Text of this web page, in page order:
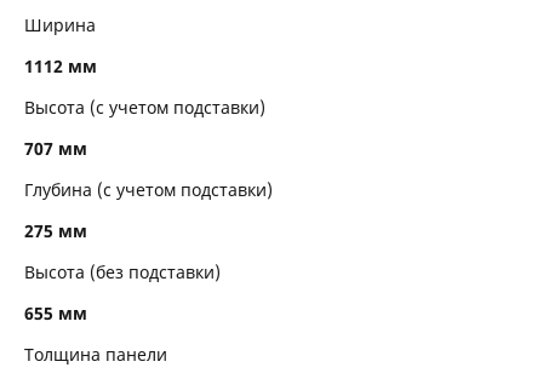
Ширина
1112 мм
Высота (с учетом подставки)
707 мм
Глубина (с учетом подставки)
275 мм
Высота (без подставки)
655 мм
Толщина панели